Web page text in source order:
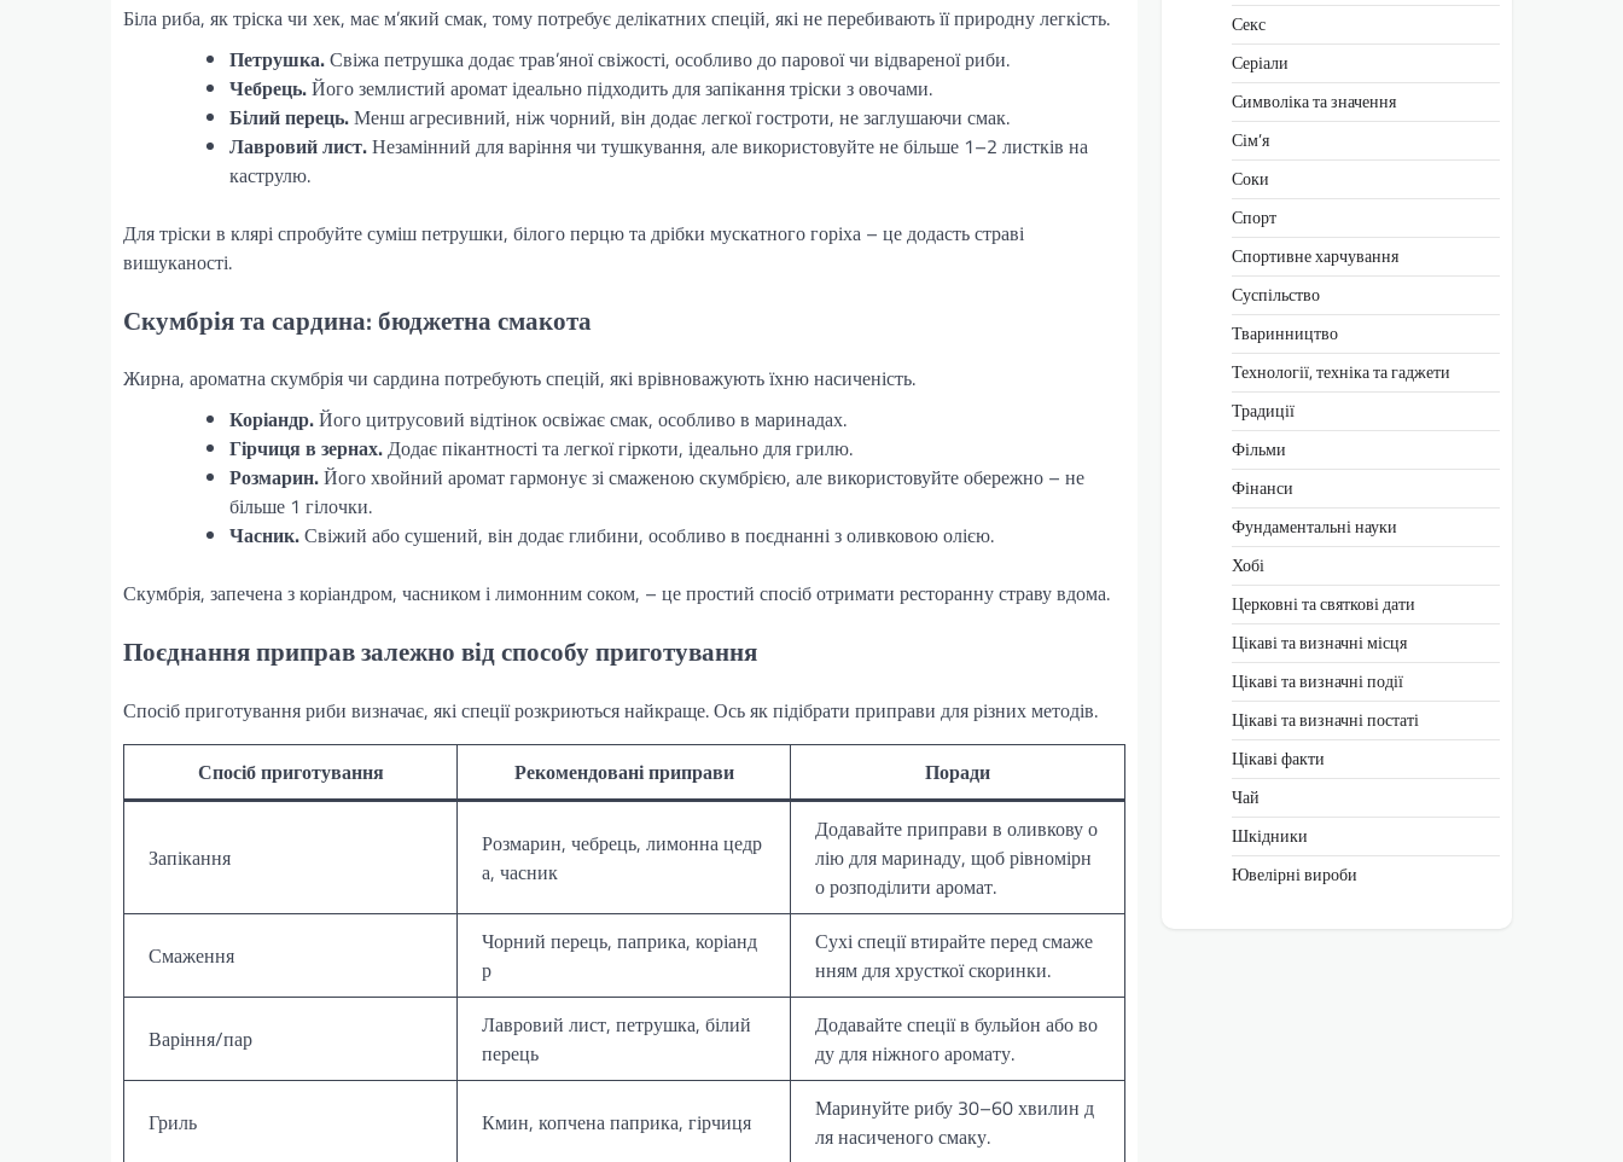
Біла риба, як тріска чи хек, має м’який смак, тому потребує делікатних спецій, які не перебивають її природну легкість.
Петрушка.Свіжа петрушка додає трав’яної свіжості, особливо до парової чи відвареної риби.
Чебрець.Його землистий аромат ідеально підходить для запікання тріски з овочами.
Білий перець.Менш агресивний, ніж чорний, він додає легкої гостроти, не заглушаючи смак.
Лавровий лист.Незамінний для варіння чи тушкування, але використовуйте не більше 1–2 листків на
каструлю.
Для тріски в клярі спробуйте суміш петрушки, білого перцю та дрібки мускатного горіха – це додасть страві
вишуканості.
Скумбрія та сардина: бюджетна смакота
Жирна, ароматна скумбрія чи сардина потребують спецій, які врівноважують їхню насиченість.
Коріандр.Його цитрусовий відтінок освіжає смак, особливо в маринадах.
Гірчиця в зернах.Додає пікантності та легкої гіркоти, ідеально для грилю.
Розмарин.Його хвойний аромат гармонує зі смаженою скумбрією, але використовуйте обережно – не
більше 1 гілочки.
Часник.Свіжий або сушений, він додає глибини, особливо в поєднанні з оливковою олією.
Скумбрія, запечена з коріандром, часником і лимонним соком, – це простий спосіб отримати ресторанну страву вдома.
Поєднання приправ залежно від способу приготування
Спосіб приготування риби визначає, які спеції розкриються найкраще. Ось як підібрати приправи для різних методів.
Спосіб приготування Рекомендовані приправи Поради
Запікання
Розмарин, чебрець, лимонна цедр
а, часник
Додавайте приправи в оливкову о
лію для маринаду, щоб рівномірн
о розподілити аромат.
Смаження
Чорний перець, паприка, коріанд
р
Сухі спеції втирайте перед смаже
нням для хрусткої скоринки.
Варіння/пар
Лавровий лист, петрушка, білий
перець
Додавайте спеції в бульйон або во
ду для ніжного аромату.
Гриль Кмин, копчена паприка, гірчиця
Маринуйте рибу 30–60 хвилин д
ля насиченого смаку.
Секс
Серіали
Символіка та значення
Сім’я
Соки
Спорт
Спортивне харчування
Суспільство
Тваринництво
Технології, техніка та гаджети
Традиції
Фільми
Фінанси
Фундаментальні науки
Хобі
Церковні та святкові дати
Цікаві та визначні місця
Цікаві та визначні події
Цікаві та визначні постаті
Цікаві факти
Чай
Шкідники
Ювелірні вироби